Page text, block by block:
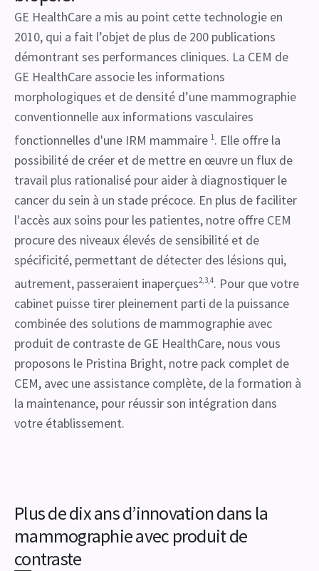
GE HealthCare a mis au point cette technologie en
2010, qui a fait l’objet de plus de 200 publications
démontrant ses performances cliniques. La CEM de
GE HealthCare associe les informations
morphologiques et de densité d’une mammographie
conventionnelle aux informations vasculaires
fonctionnelles d'une IRM mammaire 1. Elle offre la
possibilité de créer et de mettre en œuvre un flux de
travail plus rationalisé pour aider à diagnostiquer le
cancer du sein à un stade précoce. En plus de faciliter
l'accès aux soins pour les patientes, notre offre CEM
procure des niveaux élevés de sensibilité et de
spécificité, permettant de détecter des lésions qui,
autrement, passeraient inaperçues2,3,4. Pour que votre
cabinet puisse tirer pleinement parti de la puissance
combinée des solutions de mammographie avec
produit de contraste de GE HealthCare, nous vous
proposons le Pristina Bright, notre pack complet de
CEM, avec une assistance complète, de la formation à
la maintenance, pour réussir son intégration dans
votre établissement.
Plus de dix ans d’innovation dans la
mammographie avec produit de
contraste